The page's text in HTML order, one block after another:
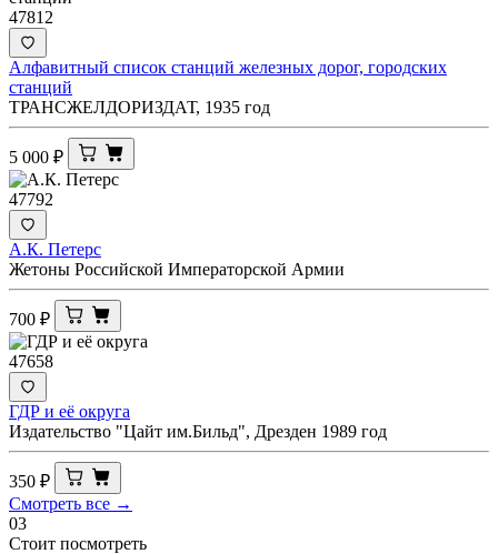
47812
Алфавитный список станций железных дорог, городских
станций
ТРАНСЖЕЛДОРИЗДАТ, 1935 год
5 000 ₽
47792
А.К. Петерс
Жетоны Российской Императорской Армии
700 ₽
47658
ГДР и её округа
Издательство "Цайт им.Бильд", Дрезден 1989 год
350 ₽
Смотреть все →
03
Стоит посмотреть